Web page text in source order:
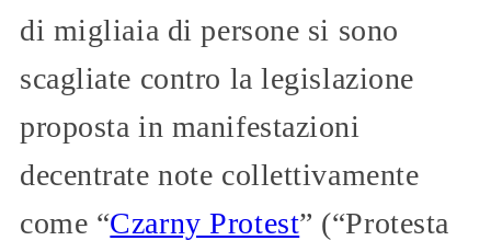
di migliaia di persone si sono
scagliate contro la legislazione
proposta in manifestazioni
decentrate note collettivamente
come “Czarny Protest” (“Protesta